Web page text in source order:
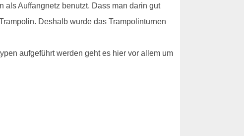
als Auffangnetz benutzt. Dass man darin gut
Deshalb wurde das Trampolinturnen
aufgeführt werden geht es hier vor allem um